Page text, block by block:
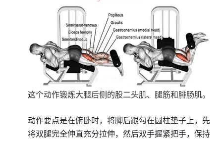
这个动作锻炼大腿后侧的股二头肌、腿筋和腓肠肌。
动作要点是在俯卧时，将脚后跟勾在圆柱垫子上，先
将双腿完全伸直充分拉伸，然后双手握紧把手，保持